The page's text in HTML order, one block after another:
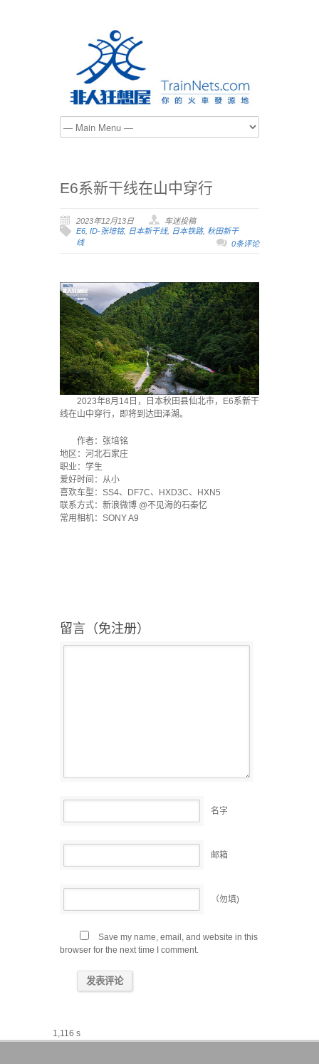
E6系新干线在山中穿行
2023年12月13日
车迷投稿
E6, ID-张培铭, 日本新干线, 日本铁路, 秋田新干
线
0条评论
2023年8月14日，日本秋田县仙北市，E6系新干
线在山中穿行，即将到达田泽湖。
作者：张培铭
地区：河北石家庄
职业：学生
爱好时间：从小
喜欢车型：SS4、DF7C、HXD3C、HXN5
联系方式：新浪微博 @不见海的石秦忆
常用相机：SONY A9
留言（免注册）
名字
邮箱
（勿填)
Save my name, email, and website in this
browser for the next time I comment.
1,116 s